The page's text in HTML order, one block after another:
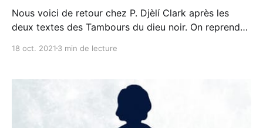
Nous voici de retour chez P. Djèlí Clark après les
deux textes des Tambours du dieu noir. On reprend
qui nous a été présenté dans L’étrange affaire du
intitulé
18 oct. 2021 3 min de lecture